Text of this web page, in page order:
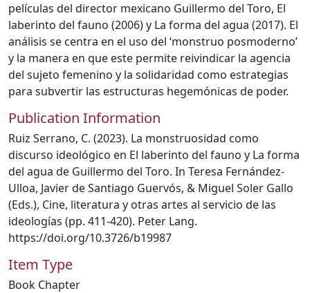
películas del director mexicano Guillermo del Toro, El
laberinto del fauno (2006) y La forma del agua (2017). El
análisis se centra en el uso del ‘monstruo posmoderno’
y la manera en que este permite reivindicar la agencia
del sujeto femenino y la solidaridad como estrategias
para subvertir las estructuras hegemónicas de poder.
Publication Information
Ruiz Serrano, C. (2023). La monstruosidad como
discurso ideológico en El laberinto del fauno y La forma
del agua de Guillermo del Toro. In Teresa Fernández-
Ulloa, Javier de Santiago Guervós, & Miguel Soler Gallo
(Eds.), Cine, literatura y otras artes al servicio de las
ideologías (pp. 411-420). Peter Lang.
https://doi.org/10.3726/b19987
Item Type
Book Chapter